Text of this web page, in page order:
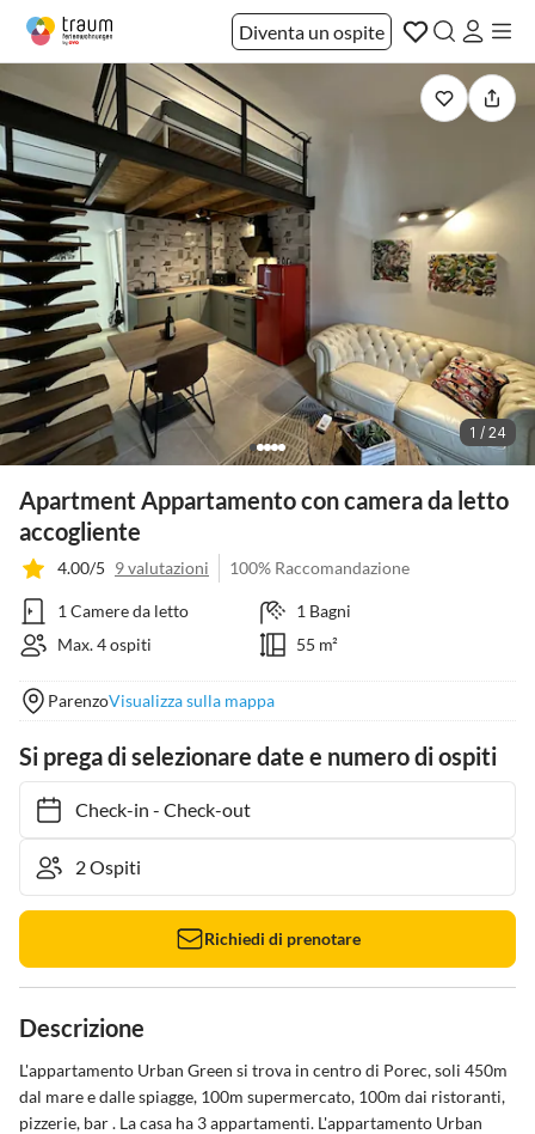
Diventa un ospite
1 / 24
Apartment Appartamento con camera da letto
accogliente
4.00/5 9 valutazioni 100% Raccomandazione
1 Camere da letto
1 Bagni
Max. 4 ospiti
55 m²
ParenzoVisualizza sulla mappa
Si prega di selezionare date e numero di ospiti
Check-in- Check-out
Richiedi di prenotare
Descrizione
L'appartamento Urban Green si trova in centro di Porec, soli 450m
dal mare e dalle spiagge, 100m supermercato, 100m dai ristoranti,
pizzerie, bar . La casa ha 3 appartamenti. L'appartamento Urban